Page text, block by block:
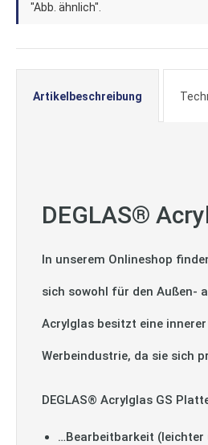
der
Bildergalerie
springen
"Abb. ähnlich".
Artikelbeschreibung
DEGLAS®
In unserem Onlineshop
sich sowohl für den Außen-
Acrylglas besitzt eine
Werbeindustrie, da sie sich
DEGLAS® Acrylglas GS
…Bearbeitbarkeit (leichter